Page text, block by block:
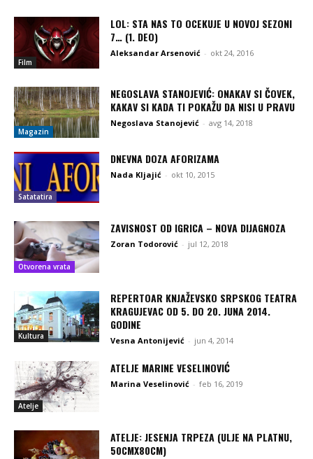
Film
LOL: STA NAS TO OCEKUJE U NOVOJ SEZONI
7… (1. DEO)
Aleksandar Arsenović - okt 24, 2016
Magazin
NEGOSLAVA STANOJEVIĆ: ONAKAV SI ČOVEK,
KAKAV SI KADA TI POKAŽU DA NISI U PRAVU
Negoslava Stanojević - avg 14, 2018
Satatatira
DNEVNA DOZA AFORIZAMA
Nada Kljajić - okt 10, 2015
Otvorena vrata
ZAVISNOST OD IGRICA – NOVA DIJAGNOZA
Zoran Todorović - jul 12, 2018
Kultura
REPERTOAR KNJAŽEVSKO SRPSKOG TEATRA
KRAGUJEVAC OD 5. DO 20. JUNA 2014.
GODINE
Vesna Antonijević - jun 4, 2014
Atelje
ATELJE MARINE VESELINOVIĆ
Marina Veselinović - feb 16, 2019
ATELJE: JESENJA TRPEZA (ULJE NA PLATNU,
50CMX80CM)